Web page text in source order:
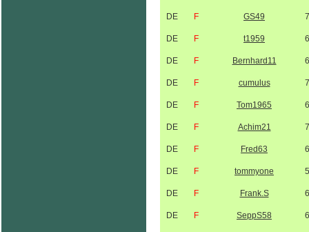
DE F GS49
DE F t1959
DE F Bernhard11
DE F cumulus
DE F Tom1965
DE F Achim21
DE F Fred63
DE F tommyone
DE F Frank.S
DE F SeppS58